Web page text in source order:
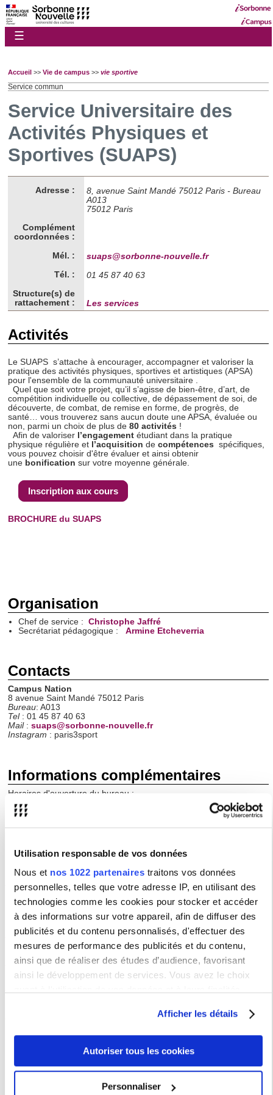
Utilisation responsable de vos données
Nous et nos 1022 partenaires traitons vos données
personnelles, telles que votre adresse IP, en utilisant des
technologies comme les cookies pour stocker et accéder
à des informations sur votre appareil, afin de diffuser des
publicités et du contenu personnalisés, d'effectuer des
mesures de performance des publicités et du contenu,
ainsi que de réaliser des études d’audience, favorisant
ainsi le développement de services. Vous avez le choix
moment en consultant la Déclaration relative aux cookies
ou en cliquant sur l'icône de confidentialité.
Si vous le permettez, nous aimerions également :
Afficher les détails
Autoriser tous les cookies
Personnaliser
☰
Accueil >> Vie de campus >> vie sportive
Service commun
Service Universitaire des
Activités Physiques et
Sportives (SUAPS)
Adresse :
8, avenue Saint Mandé 75012 Paris - Bureau
A013
75012 Paris
Complément
coordonnées :
Mél. :
suaps@sorbonne-nouvelle.fr
Tél. :
01 45 87 40 63
Structure(s) de
rattachement :
Les services
Activités
Le SUAPS s’attache à encourager, accompagner et valoriser la
pratique des activités physiques, sportives et artistiques (APSA)
pour l'ensemble de la communauté universitaire .
Quel que soit votre projet, qu’il s’agisse de bien-être, d’art, de
compétition individuelle ou collective, de dépassement de soi, de
découverte, de combat, de remise en forme, de progrès, de
santé… vous trouverez sans aucun doute une APSA, évaluée ou
non, parmi un choix de plus de 80 activités !
Afin de valoriser l’engagement étudiant dans la pratique
physique régulière et l’acquisition de compétences spécifiques,
vous pouvez choisir d'être évaluer et ainsi obtenir
une bonification sur votre moyenne générale.
Inscription aux cours
BROCHURE du SUAPS
Organisation
Chef de service : Christophe Jaffré
Secrétariat pédagogique : Armine Etcheverria
Contacts
Campus Nation
8 avenue Saint Mandé 75012 Paris
Bureau: A013
Tel : 01 45 87 40 63
Mail: suaps@sorbonne-nouvelle.fr
Instagram : paris3sport
Informations complémentaires
Horaires d'ouverture du bureau :
Le lundi,
mardi, jeudi et vendredi de 9h30 à 12h00 et de 13h30
Le mercredi le bureau est fermé.
Vous pouvez toujours nous contacter par mail.
Guichet numérique étudiant
Pour toutes questions concernant votre scolarité ou les formations de la
Sorbonne Nouvelle,
puis saisissez votre demande.
Vous trouverez des explications et de l'aide sur cette page .
Organigramme
Suivez-nous !